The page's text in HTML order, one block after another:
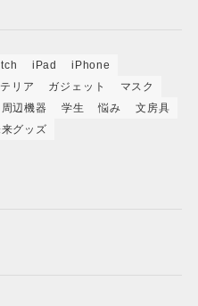
iPad
iPhone
リア ガジェット
マスク
周辺機器 学生 悩み
文房具
グッズ